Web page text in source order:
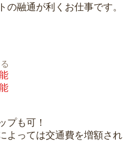
の融通が利くお仕事です。
プも可！
よっては交通費を増額され